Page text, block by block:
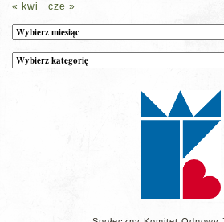
« kwi
cze »
Archiwum
Kategorie
wpisów